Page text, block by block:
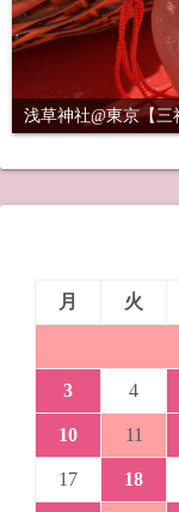
浅草神社@東京【三
月
火
3 4
10 11
17 18